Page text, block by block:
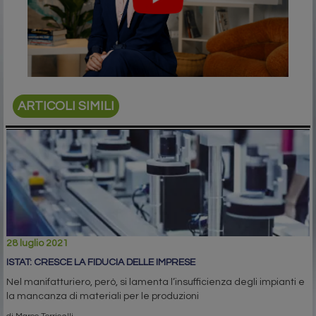
ARTICOLI SIMILI
28 luglio 2021
ISTAT: CRESCE LA FIDUCIA DELLE IMPRESE
Nel manifatturiero, però, si lamenta l’insufficienza degli impianti e
la mancanza di materiali per le produzioni